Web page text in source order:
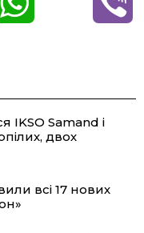
t
IKSO Samand і
двох
всі 17 нових